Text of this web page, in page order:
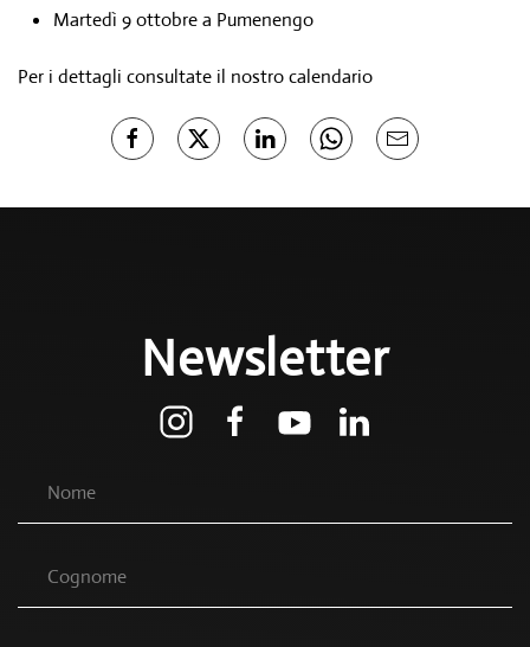
Martedì 9 ottobre a Pumenengo
Per i dettagli consultate il nostro calendario
Newsletter